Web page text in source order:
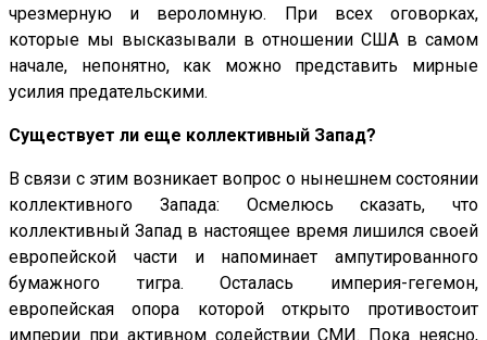
чрезмерную и вероломную. При всех оговорках,
которые мы высказывали в отношении США в самом
начале, непонятно, как можно представить мирные
усилия предательскими.
Существует ли еще коллективный Запад?
В связи с этим возникает вопрос о нынешнем состоянии
коллективного Запада: Осмелюсь сказать, что
коллективный Запад в настоящее время лишился своей
европейской части и напоминает ампутированного
бумажного тигра. Осталась империя-гегемон,
европейская опора которой открыто противостоит
империи при активном содействии СМИ. Пока неясно,